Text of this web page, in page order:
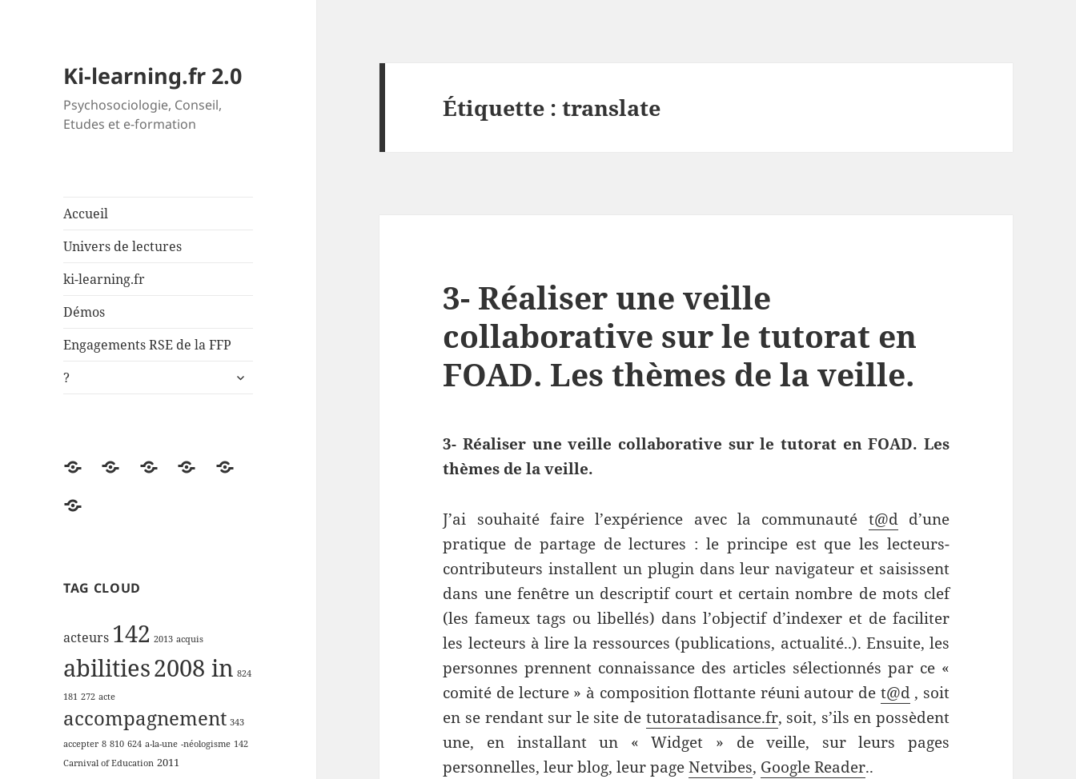
Ki-learning.fr 2.0
Psychosociologie, Conseil,
Etudes et e-formation
Accueil
Univers de lectures
ki-learning.fr
Démos
Engagements RSE de la FFP
?
ouvrir
AccueilUnivers
ki-
DémosEngagements
?
TAG CLOUD
acteurs 142 2013 acquis
abilities2008 in 824
181 272 acte
accompagnement 343
accepter 8 810 624 a-la-une -néologisme 142
Carnival of Education 2011
Étiquette :translate
3- Réaliser une veille
collaborative sur le tutorat en
FOAD. Les thèmes de la veille.
3- Réaliser une veille collaborative sur le tutorat en FOAD. Les
thèmes de la veille.
J’ai souhaité faire l’expérience avec la communauté t@dd’une
pratique de partage de lectures : le principe est que les lecteurs-
contributeurs installent un plugin dans leur navigateur et saisissent
dans une fenêtre un descriptif court et certain nombre de mots clef
(les fameux tags ou libellés) dans l’objectif d’indexer et de faciliter
les lecteurs à lire la ressources (publications, actualité..). Ensuite, les
personnes prennent connaissance des articles sélectionnés par ce «
comité de lecture » à composition flottante réuni autour de t@d, soit
en se rendant sur le site de tutoratadisance.fr, soit, s’ils en possèdent
une, en installant un « Widget » de veille, sur leurs pages
personnelles, leur blog, leur pageNetvibes, Google Reader..